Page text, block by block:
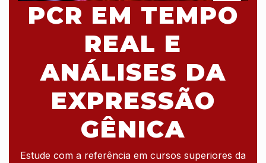
PCR EM TEMPO
REAL E
ANÁLISES DA
EXPRESSÃO
GÊNICA
Estude com a referência em cursos superiores da